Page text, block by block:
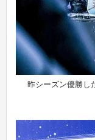
昨シーズン優勝し